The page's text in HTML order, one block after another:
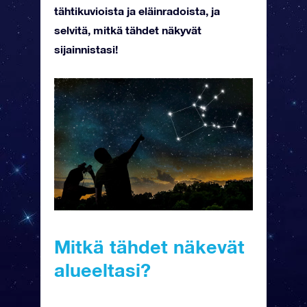
tähtikuvioista ja eläinradoista, ja
selvitä, mitkä tähdet näkyvät
sijainnistasi!
Mitkä tähdet näkevät
alueeltasi?